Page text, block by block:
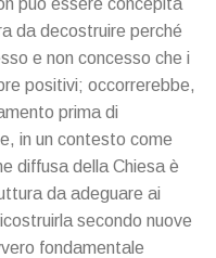
da decostruire perché
e non concesso che i
positivi; occorrerebbe,
prima di
in un contesto come
diffusa della Chiesa è
da adeguare ai
secondo nuove
fondamentale